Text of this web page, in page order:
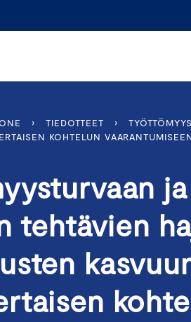
› TIEDOTTEET ›
KOHTELUN
tehtävien